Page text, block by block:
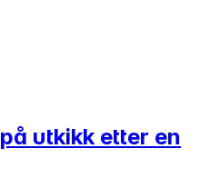
utkikk etter en